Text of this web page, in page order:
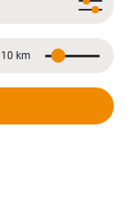
Entfernung
10 km